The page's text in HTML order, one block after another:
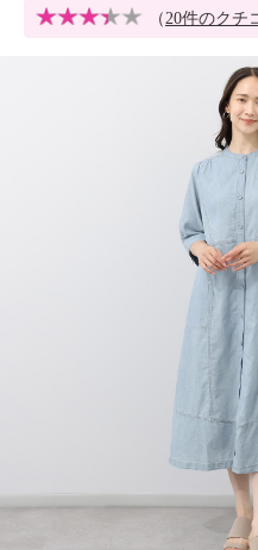
（20件のクチ